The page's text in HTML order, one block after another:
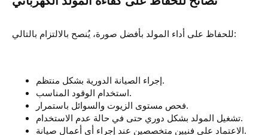
للحفاظ على أداء المولد بأفضل صورة، يُنصح بالالتزام بالتالي:
إجراء الصيانة الدورية بشكل منتظم.
استخدام الوقود المناسب.
فحص مستوى الزيوت والسوائل باستمرار.
تشغيل المولد بشكل دوري حتى في حالة عدم الاستخدام.
الاعتماد على فنيين متخصصين عند إجراء أي أعمال صيانة.